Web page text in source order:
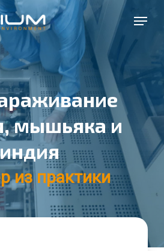
Меню
мышьяка и
из практики
меню